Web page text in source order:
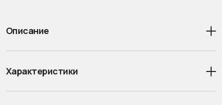
Описание
Характеристики